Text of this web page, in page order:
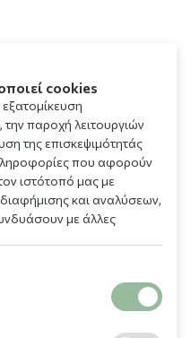
cookies
παροχή λειτουργιών
της επισκεψιμότητάς
που αφορούν
ιστότοπό μας με
και αναλύσεων,
με άλλες